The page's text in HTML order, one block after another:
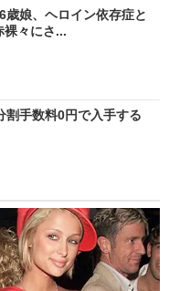
歳娘、ヘロイン依存症と
々にさ...
手数料0円で入手する